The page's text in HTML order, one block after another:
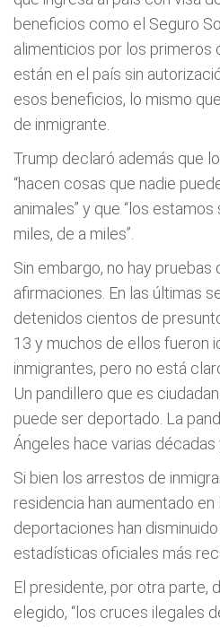
beneficios como el Seguro
alimenticios por los primeros
están en el país sin
esos beneficios, lo mismo
de inmigrante.
Trump declaró además que
“hacen cosas que nadie
animales” y que “los
miles, de a miles”.
Sin embargo, no hay
afirmaciones. En las últimas
detenidos cientos de
13 y muchos de ellos fueron
inmigrantes, pero no está
Un pandillero que es
puede ser deportado. La
Ángeles hace varias décadas
Si bien los arrestos de
residencia han aumentado
deportaciones han
estadísticas oficiales más
El presidente, por otra parte,
elegido, “los cruces ilegales